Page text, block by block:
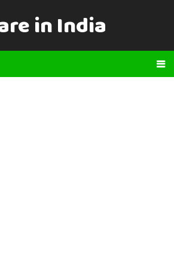
in India